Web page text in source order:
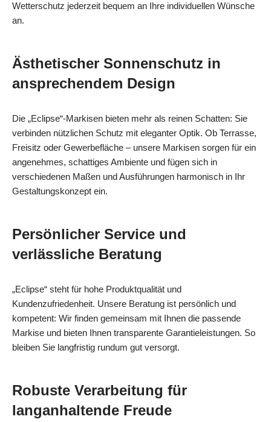
Wetterschutz jederzeit bequem an Ihre individuellen Wünsche
an.
Ästhetischer Sonnenschutz in
ansprechendem Design
Die „Eclipse“-Markisen bieten mehr als reinen Schatten: Sie
verbinden nützlichen Schutz mit eleganter Optik. Ob Terrasse,
Freisitz oder Gewerbefläche – unsere Markisen sorgen für ein
angenehmes, schattiges Ambiente und fügen sich in
verschiedenen Maßen und Ausführungen harmonisch in Ihr
Gestaltungskonzept ein.
Persönlicher Service und
verlässliche Beratung
„Eclipse“ steht für hohe Produktqualität und
Kundenzufriedenheit. Unsere Beratung ist persönlich und
kompetent: Wir finden gemeinsam mit Ihnen die passende
Markise und bieten Ihnen transparente Garantieleistungen. So
bleiben Sie langfristig rundum gut versorgt.
Robuste Verarbeitung für
langanhaltende Freude